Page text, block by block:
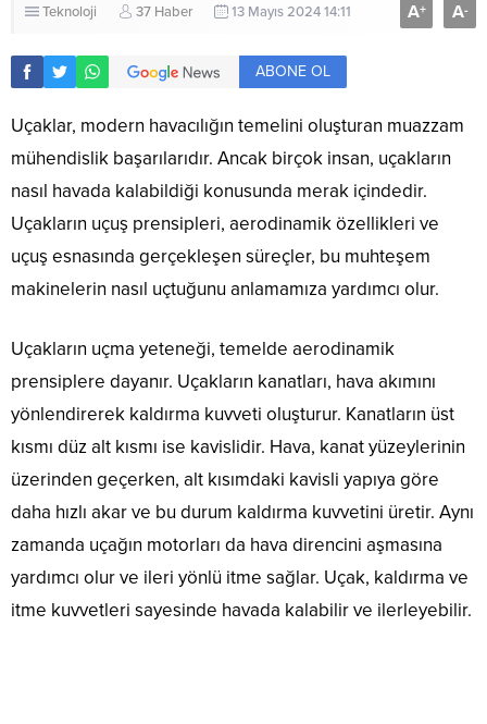
Teknoloji 37 Haber 13 Mayıs 2024 14:11 A+ A-
ABONE OL
Uçaklar, modern havacılığın temelini oluşturan muazzam
mühendislik başarılarıdır. Ancak birçok insan, uçakların
nasıl havada kalabildiği konusunda merak içindedir.
Uçakların uçuş prensipleri, aerodinamik özellikleri ve
uçuş esnasında gerçekleşen süreçler, bu muhteşem
makinelerin nasıl uçtuğunu anlamamıza yardımcı olur.
Uçakların uçma yeteneği, temelde aerodinamik
prensiplere dayanır. Uçakların kanatları, hava akımını
yönlendirerek kaldırma kuvveti oluşturur. Kanatların üst
kısmı düz alt kısmı ise kavislidir. Hava, kanat yüzeylerinin
üzerinden geçerken, alt kısımdaki kavisli yapıya göre
daha hızlı akar ve bu durum kaldırma kuvvetini üretir. Aynı
zamanda uçağın motorları da hava direncini aşmasına
yardımcı olur ve ileri yönlü itme sağlar. Uçak, kaldırma ve
itme kuvvetleri sayesinde havada kalabilir ve ilerleyebilir.